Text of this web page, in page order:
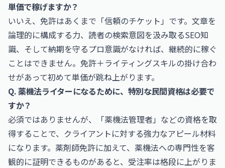
単価で稼げますか？
いいえ、免許はあくまで「信頼のチケット」です。文章を
論理的に構成する力、読者の検索意図を汲み取るSEO知
識、そして納期を守るプロ意識がなければ、継続的に稼ぐ
ことはできません。免許＋ライティングスキルの掛け合わ
せがあって初めて単価が跳ね上がります。
Q. 薬機法ライターになるために、特別な民間資格は必要で
すか？
必須ではありませんが、「薬機法管理者」などの資格を取
得することで、クライアントに対する強力なアピール材料
になります。薬剤師免許に加えて、薬機法への専門性を客
観的に証明できるものがあると、受注率は格段に上がりま